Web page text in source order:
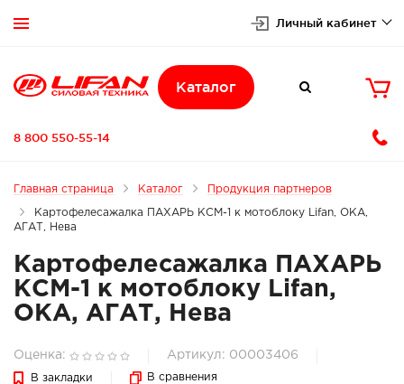
 Личный кабинет
Каталог  
8 800 550-55-14
Главная страница Каталог Продукция партнеров
Картофелесажалка ПАХАРЬ КСМ-1 к мотоблоку Lifan, ОКА,
АГАТ, Нева
Картофелесажалка ПАХАРЬ
КСМ-1 к мотоблоку Lifan,
ОКА, АГАТ, Нева
Оценка: Артикул: 00003406
В закладки В сравнения